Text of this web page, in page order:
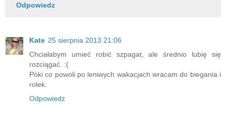
Odpowiedz
Kate 25 sierpnia 2013 21:06
Chciałabym umieć robić szpagat, ale średnio lubię się
rozciągać. :(
Póki co powoli po leniwych wakacjach wracam do biegania i
rolek.
Odpowiedz